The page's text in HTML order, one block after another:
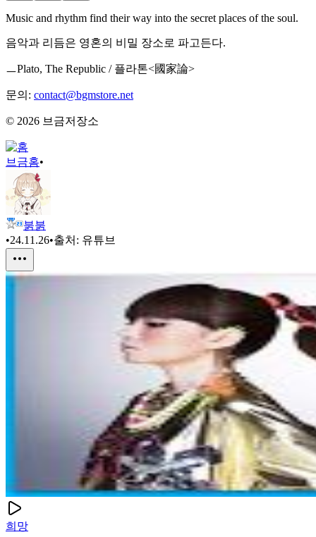
Music and rhythm find their way into the secret places of the soul.
음악과 리듬은 영혼의 비밀 장소로 파고든다.
ㅡPlato, The Republic / 플라톤<國家論>
문의: contact@bgmstore.net
© 2026 브금저장소
브금홈•
붉붉
•24.11.26•출처: 유튜브
희망